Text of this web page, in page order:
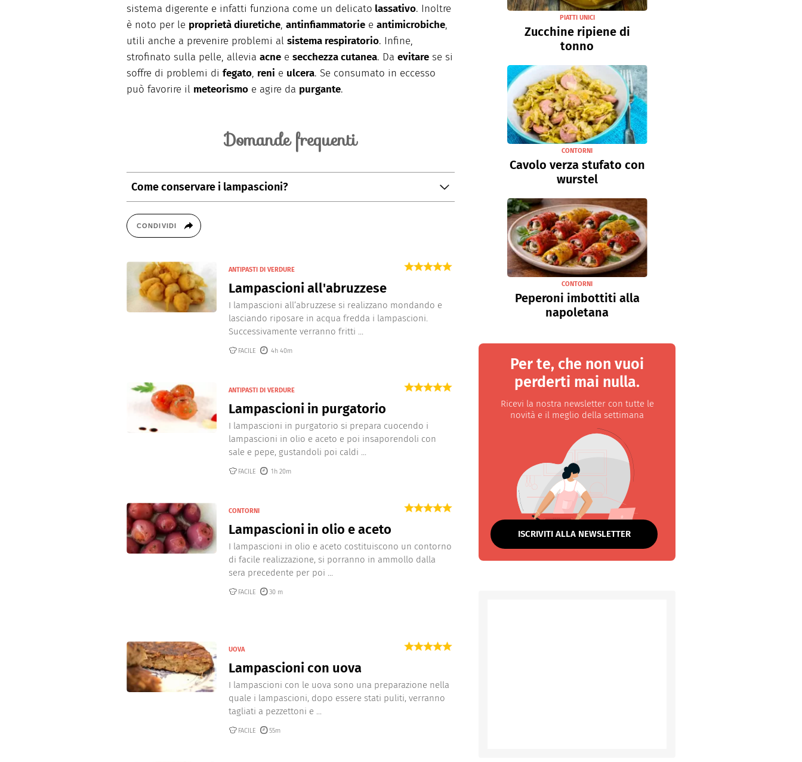
sistema digerente e infatti funziona come un delicato lassativo. Inoltre
è noto per le proprietà diuretiche, antinfiammatorie e antimicrobiche,
utili anche a prevenire problemi al sistema respiratorio. Infine,
strofinato sulla pelle, allevia acne e secchezza cutanea. Da evitare se si
soffre di problemi di fegato, reni e ulcera. Se consumato in eccesso
può favorire il meteorismo e agire da purgante.
Domande frequenti
Come conservare i lampascioni?
giorni al massimo. Nel caso si voglia prolungare la loro conservazione, si
consiglia di metterli sott'olio o sott'aceto.
CONDIVIDI
ANTIPASTI DI VERDURE
Lampascioni all'abruzzese
I lampascioni all’abruzzese si realizzano mondando e
lasciando riposare in acqua fredda i lampascioni.
Successivamente verranno fritti ...
FACILE 4h 40m
ANTIPASTI DI VERDURE
Lampascioni in purgatorio
I lampascioni in purgatorio si prepara cuocendo i
lampascioni in olio e aceto e poi insaporendoli con
sale e pepe, gustandoli poi caldi ...
FACILE 1h 20m
CONTORNI
Lampascioni in olio e aceto
I lampascioni in olio e aceto costituiscono un contorno
di facile realizzazione, si porranno in ammollo dalla
sera precedente per poi ...
FACILE 30 m
UOVA
Lampascioni con uova
I lampascioni con le uova sono una preparazione nella
quale i lampascioni, dopo essere stati puliti, verranno
tagliati a pezzettoni e ...
FACILE 55m
PIATTI UNICI
Zucchine ripiene di
tonno
CONTORNI
Cavolo verza stufato con
wurstel
CONTORNI
Peperoni imbottiti alla
napoletana
Per te, che non vuoi
perderti mai nulla.
Ricevi la nostra newsletter con tutte le
novità e il meglio della settimana
ISCRIVITI ALLA NEWSLETTER